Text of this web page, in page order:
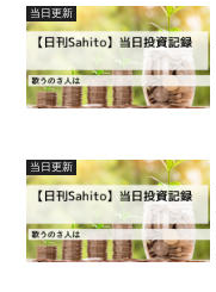
当日更新
当日更新